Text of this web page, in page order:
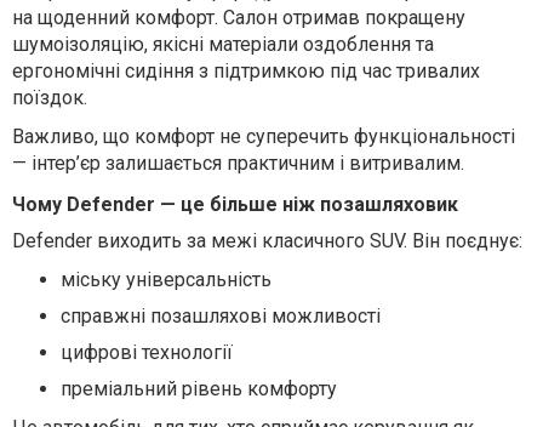
на щоденний комфорт. Салон отримав покращену
шумоізоляцію, якісні матеріали оздоблення та
ергономічні сидіння з підтримкою під час тривалих
поїздок.
Важливо, що комфорт не суперечить функціональності
— інтер’єр залишається практичним і витривалим.
Чому Defender — це більше ніж позашляховик
Defender виходить за межі класичного SUV. Він поєднує:
міську універсальність
справжні позашляхові можливості
цифрові технології
преміальний рівень комфорту